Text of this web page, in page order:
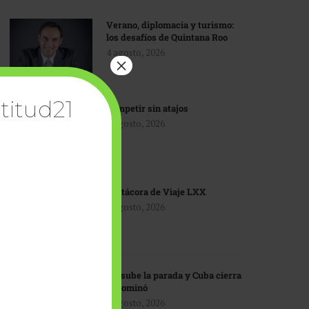
Verano, diplomacia y turismo:
los desafíos de Quintana Roo
4 agosto, 2026
Competir sin atajos
4 agosto, 2026
Bitácora de Viaje LXX
3 agosto, 2026
EU sube la parada y Cuba cierra
el dominó
3 agosto, 2026
×